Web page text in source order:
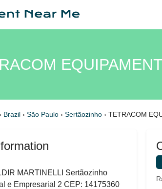
Brazil › São Paulo › Sertãozinho › TETRACOM
MARTINELLI Sertãozinho
e Empresarial 2 CEP: 14175360